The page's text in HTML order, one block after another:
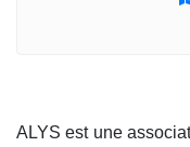
ALYS est une